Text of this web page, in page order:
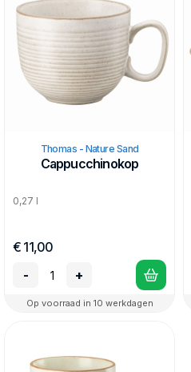
Thomas - Nature Sand
Cappucchinokop
0,27 l
€ 11,00
-
+
Op voorraad in 10 werkdagen